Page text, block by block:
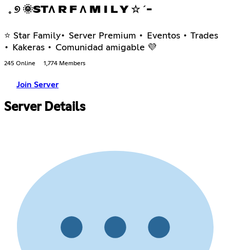
𓈒 ୭ 🌞STΛ R F Λ M I L Y ☆ ˊ-
⭐ Star Family• Server Premium • Eventos • Trades
• Kakeras • Comunidad amigable 💜
245 Online 1,774 Members
Join Server
Server Details